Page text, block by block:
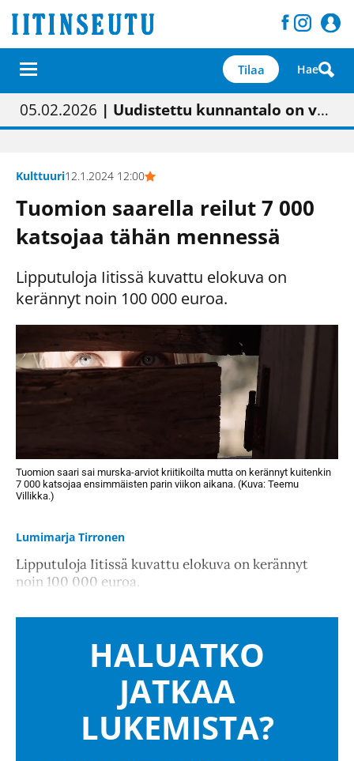
Tilaa Hae
01.02.2026 | Painon vaihtumisen pitäisi näkyä hieman parempana painojäljen laatuna lehdessä
05.02.2026 | Uudistettu kunnantalo on valoisa
23.04.2026 | “Olemme käynnistämässä uudelleen keskustavisiotyön”
09.05.2026| "Maalla on totuttu elämään omavaraisemmin kuin kaupungissa"
Kulttuuri12.1.2024 12:00
Tuomion saarella reilut 7 000
katsojaa tähän mennessä
Lipputuloja Iitissä kuvattu elokuva on
kerännyt noin 100 000 euroa.
Tuomion saari sai murska-arviot kriitikoilta mutta on kerännyt kuitenkin
7 000 katsojaa ensimmäisten parin viikon aikana. (Kuva: Teemu
Villikka.)
Lumimarja Tirronen
Lipputuloja Iitissä kuvattu elokuva on kerännyt
noin 100 000 euroa.
HALUATKO
JATKAA
LUKEMISTA?